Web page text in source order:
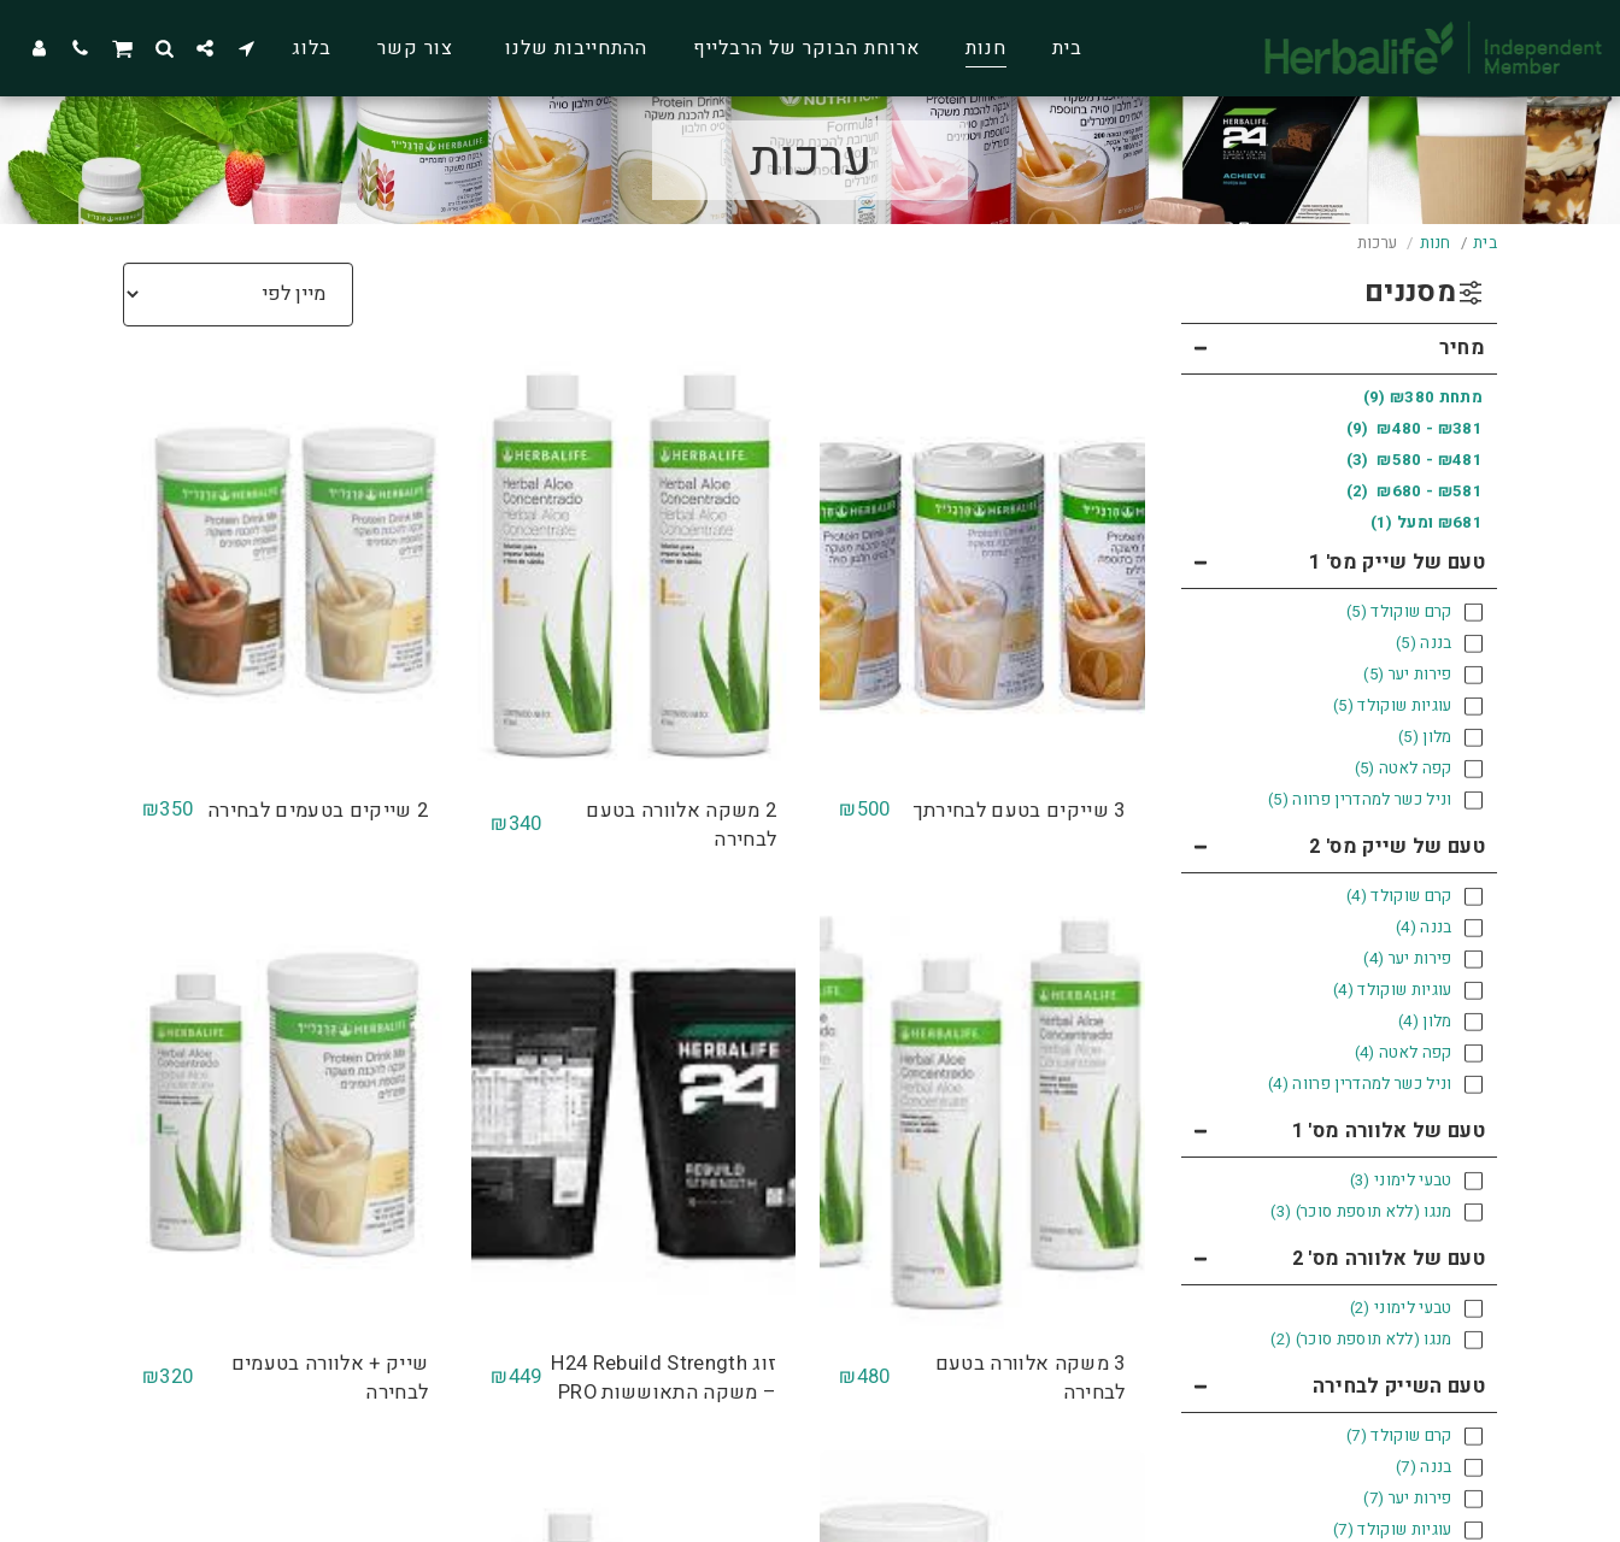
בית חנות ארוחת הבוקר של הרבלייף ההתחייבות שלנו צור קשר בלוג
ערכות
בית חנות ערכות
מסננים
מחיר
מתחת ₪380
(9)
₪381
-
₪480
(9)
₪481
-
₪580
(3)
₪581
-
₪680
(2)
₪681 ומעל (1)
טעם של אלוורה מס' 1
טבעי לימוני(3)
מנגו (ללא תוספת סוכר) (3)
טעם של אלוורה מס' 2
טבעי לימוני(2)
מנגו (ללא תוספת סוכר) (2)
טעם של שייק מס' 1
קרם שוקולד(5)
בננה(5)
פירות יער (5)
עוגיות שוקולד(5)
מלון (5)
קפה לאטה(5)
וניל כשר למהדרין פרווה(5)
טעם של שייק מס' 2
קרם שוקולד(4)
בננה(4)
פירות יער (4)
עוגיות שוקולד(4)
מלון (4)
קפה לאטה(4)
וניל כשר למהדרין פרווה(4)
טעם השייק לבחירה
קרם שוקולד(7)
בננה(7)
פירות יער (7)
עוגיות שוקולד(7)
3 שייקים בטעם לבחירתך ₪500
2 משקה אלוורה בטעם
לבחירה
₪340 2 שייקים בטעמים לבחירה ₪350
3 משקה אלוורה בטעם
לבחירה
₪480
זוג H24 Rebuild Strength
– משקה התאוששות PRO
₪449
שייק + אלוורה בטעמים
לבחירה
₪320